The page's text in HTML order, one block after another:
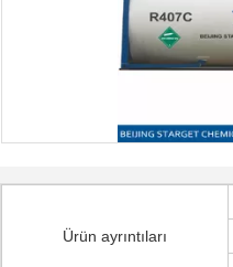
Ürün ayrıntıları